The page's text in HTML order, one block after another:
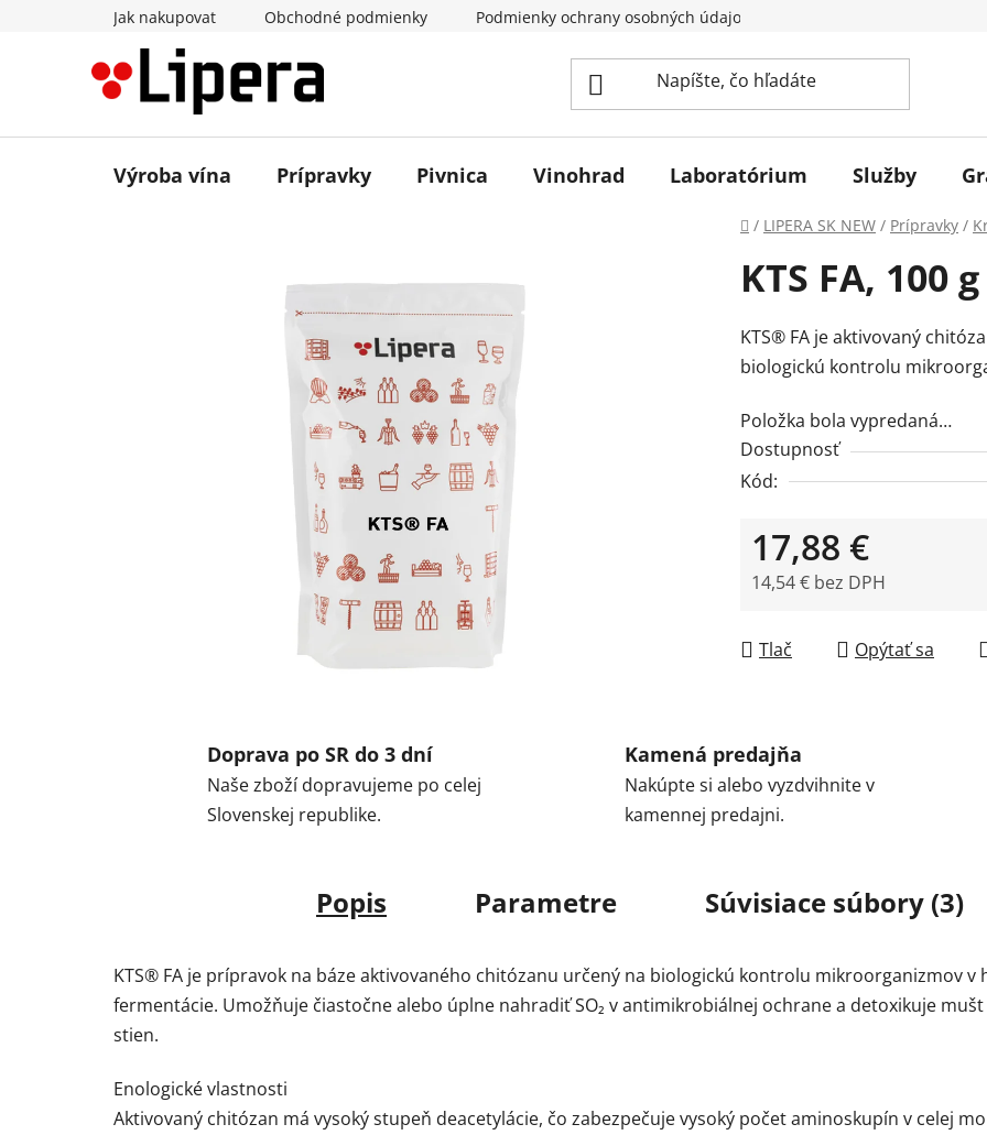
Jak nakupovat Obchodné podmienky Podmienky ochrany osobných údajov
Výroba vína Prípravky Pivnica Vinohrad Laboratórium Služby
Domov
/ LIPERA SK NEW / Prípravky /
KTS FA, 100 g
KTS® FA je aktivovaný
biologickú kontrolu
Položka bola vypredaná…
Dostupnosť
Kód:
17,88 €
14,54 € bez DPH
Tlač
Opýtať sa
Doprava po SR do 3 dní
Naše zboží dopravujeme po celej
Slovenskej republike.
Kamená predajňa
Nakúpte si alebo vyzdvihnite v
kamennej predajni.
Popis Parametre Súvisiace súbory (3)
KTS® FA je prípravok na báze aktivovaného chitózanu určený na biologickú kontrolu mikroorganizmov
fermentácie. Umožňuje čiastočne alebo úplne nahradiť SO₂ v antimikrobiálnej ochrane a detoxikuje
stien.
Enologické vlastnosti
Aktivovaný chitózan má vysoký stupeň deacetylácie, čo zabezpečuje vysoký počet aminoskupín v celej